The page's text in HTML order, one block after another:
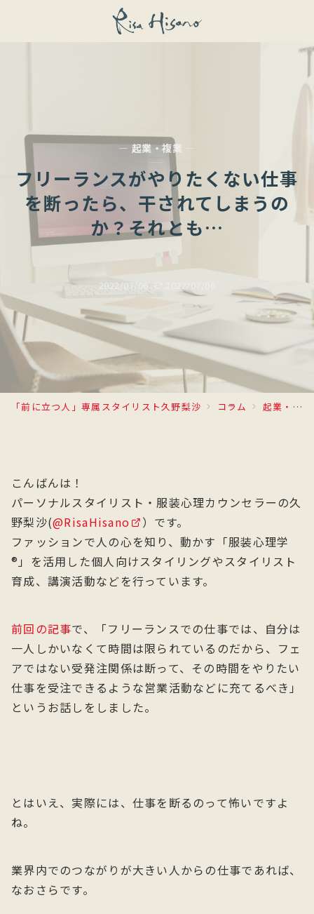
— 起業・複業 —
フリーランスがやりたくない仕事
を断ったら、干されてしまうの
か？それとも…
2022/07/06 2022/07/06
「前に立つ人」専属スタイリスト久野梨沙 コラム 起業・複業
こんばんは！
パーソナルスタイリスト・服装心理カウンセラーの久
野梨沙(@RisaHisano
）です。
ファッションで人の心を知り、動かす「服装心理学
®」を活用した個人向けスタイリングやスタイリスト
育成、講演活動などを行っています。
前回の記事で、「フリーランスでの仕事では、自分は
一人しかいなくて時間は限られているのだから、フェ
アではない受発注関係は断って、その時間をやりたい
仕事を受注できるような営業活動などに充てるべき」
というお話しをしました。
とはいえ、実際には、仕事を断るのって怖いですよ
ね。
業界内でのつながりが大きい人からの仕事であれば、
なおさらです。